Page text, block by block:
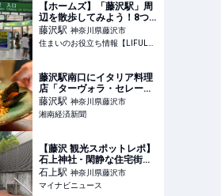
【ホームズ】「藤沢駅」周
辺を散歩してみよう！8つ
のおすすめ散歩・ウォーキ
ングスポットを紹介 | 住ま
いのお役立ち情報
藤沢駅 神奈川県藤沢市
住まいのお役立ち情報【LIFULL HOME'S】
藤沢駅南口にイタリア料理
店「ターヴォラ・セレー
ノ」 地産地消をテーマに
藤沢駅 神奈川県藤沢市
湘南経済新聞
【藤沢 観光スポットレポ】
石上神社 - 閑静な住宅街に
地元ゆかりの鎌…
石上駅 神奈川県藤沢市
マイナビニュース